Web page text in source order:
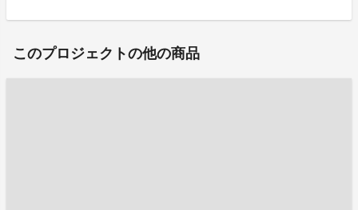
このプロジェクトの他の商品